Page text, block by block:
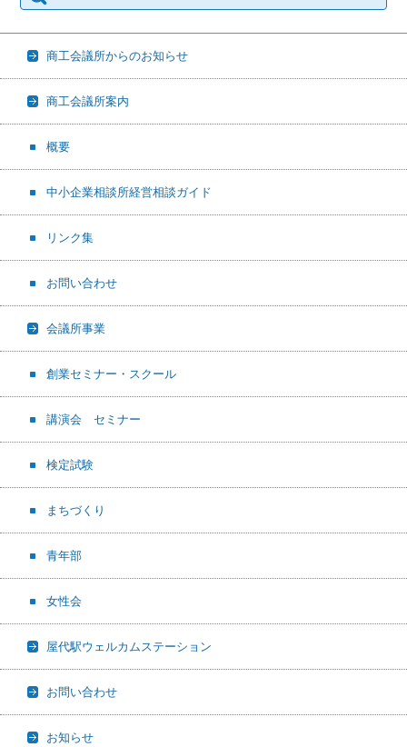
商工会議所からのお知らせ
商工会議所案内
概要
中小企業相談所経営相談ガイド
リンク集
お問い合わせ
会議所事業
創業セミナー・スクール
講演会 セミナー
検定試験
まちづくり
青年部
女性会
屋代駅ウェルカムステーション
お問い合わせ
お知らせ